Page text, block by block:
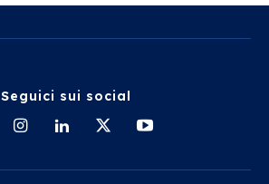
Seguici sui social